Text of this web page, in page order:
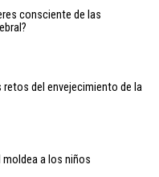
consciente de las
retos del envejecimiento de la
a los niños